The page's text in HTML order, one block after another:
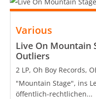
Various
Live On Mountain
Outliers
2 LP, Oh Boy Records,
"Mountain Stage", ins
öffentlich-rechtlichen...